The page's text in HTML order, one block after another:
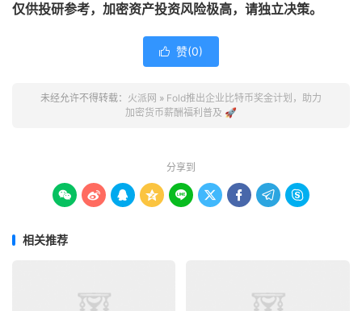
仅供投研参考，加密资产投资风险极高，请独立决策。
 赞(0)
未经允许不得转载： 火派网 » Fold推出企业比特币奖金计划，助力
加密货币薪酬福利普及 🚀
分享到
        
相关推荐